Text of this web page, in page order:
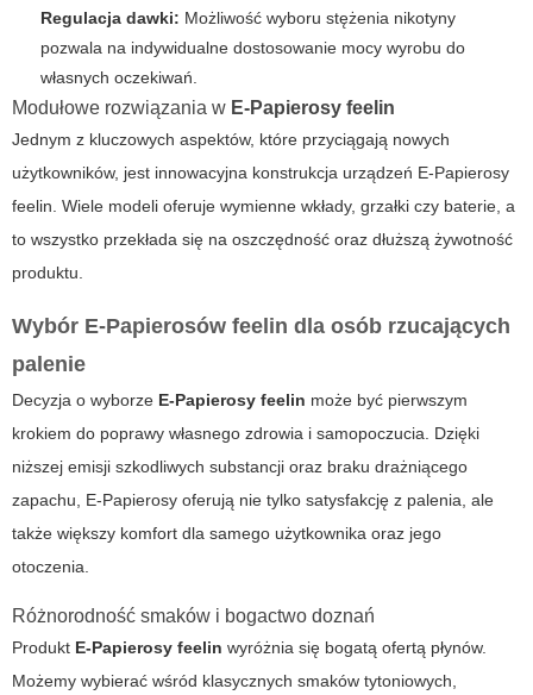
Regulacja dawki: Możliwość wyboru stężenia nikotyny
pozwala na indywidualne dostosowanie mocy wyrobu do
własnych oczekiwań.
Modułowe rozwiązania w E-Papierosy feelin
Jednym z kluczowych aspektów, które przyciągają nowych
użytkowników, jest innowacyjna konstrukcja urządzeń E-Papierosy
feelin. Wiele modeli oferuje wymienne wkłady, grzałki czy baterie, a
to wszystko przekłada się na oszczędność oraz dłuższą żywotność
produktu.
Wybór E-Papierosów feelin dla osób rzucających
palenie
Decyzja o wyborze E-Papierosy feelin może być pierwszym
krokiem do poprawy własnego zdrowia i samopoczucia. Dzięki
niższej emisji szkodliwych substancji oraz braku drażniącego
zapachu, E-Papierosy oferują nie tylko satysfakcję z palenia, ale
także większy komfort dla samego użytkownika oraz jego
otoczenia.
Różnorodność smaków i bogactwo doznań
Produkt E-Papierosy feelin wyróżnia się bogatą ofertą płynów.
Możemy wybierać wśród klasycznych smaków tytoniowych,